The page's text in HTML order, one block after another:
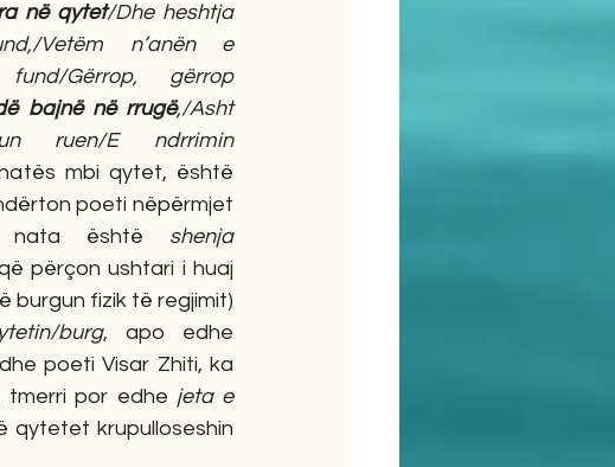
në qytet/Dhe heshtja
Vetëm n’anën e
Gërrop, gërrop
bajnë në rrugë,/Asht
ruen/E ndrrimin
poeti nëpërmjet
nata është shenja
përçon ushtari i huaj
burgun fizik të regjimit)
burg
poeti Visar Zhiti, ka
tmerri por edhe jeta e
qytetet krupulloseshin